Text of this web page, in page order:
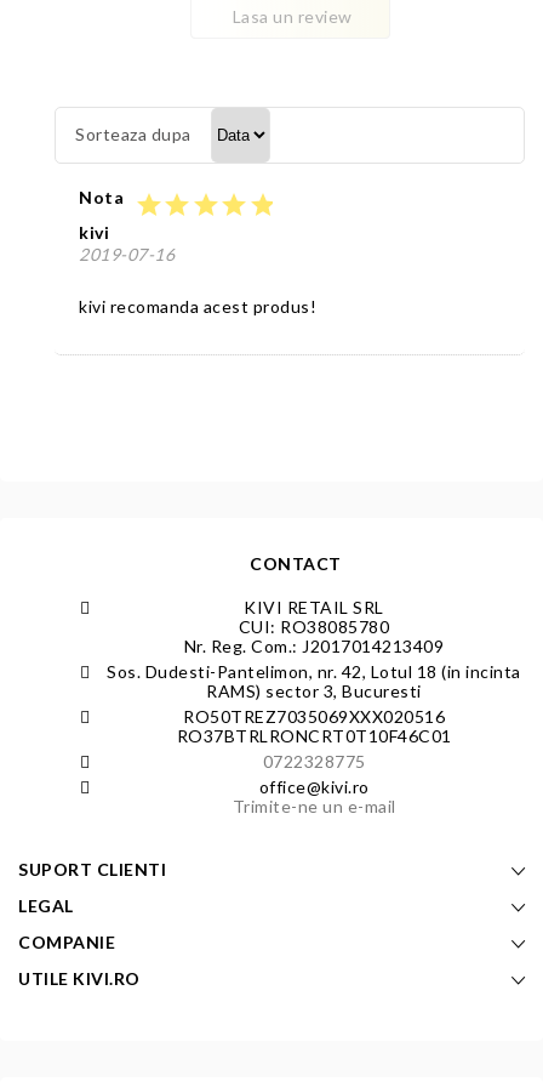
Lasa un review
Sorteaza dupa
Nota starstarstarstarstar
kivi
2019-07-16
kivi recomanda acest produs!
CONTACT
KIVI RETAIL SRL
CUI: RO38085780
Nr. Reg. Com.: J2017014213409
Sos. Dudesti-Pantelimon, nr. 42, Lotul 18 (in incinta
RAMS) sector 3, Bucuresti
RO50TREZ7035069XXX020516
RO37BTRLRONCRT0T10F46C01
0722328775
office@kivi.ro
Trimite-ne un e-mail
SUPORT CLIENTI
LEGAL
COMPANIE
UTILE KIVI.RO